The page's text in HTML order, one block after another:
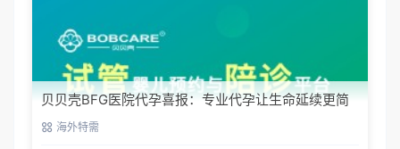
贝贝壳BFG医院代孕喜报：专业代孕让生命延续更简
单 海外特需